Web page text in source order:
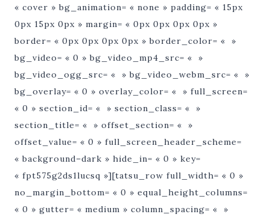
« cover » bg_animation= « none » padding= « 15px
0px 15px 0px » margin= « 0px 0px 0px 0px »
border= « 0px 0px 0px 0px » border_color= « »
bg_video= « 0 » bg_video_mp4_src= « »
bg_video_ogg_src= « » bg_video_webm_src= « »
bg_overlay= « 0 » overlay_color= « » full_screen=
« 0 » section_id= « » section_class= « »
section_title= « » offset_section= « »
offset_value= « 0 » full_screen_header_scheme=
« background–dark » hide_in= « 0 » key=
« fpt575g2ds1lucsq »][tatsu_row full_width= « 0 »
no_margin_bottom= « 0 » equal_height_columns=
« 0 » gutter= « medium » column_spacing= « »